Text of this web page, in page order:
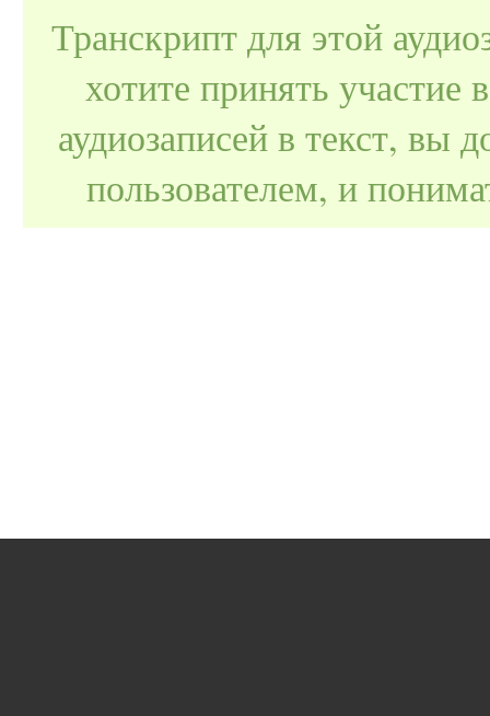
Транскрипт для этой
хотите принять
аудиозаписей в текст, вы
пользователем, и